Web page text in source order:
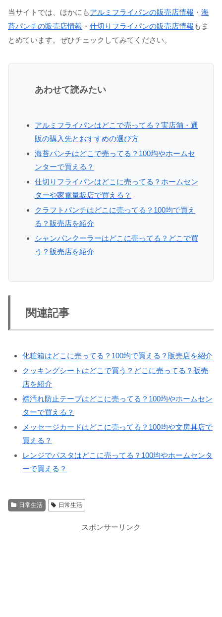
当サイトでは、ほかにもアルミフライパンの販売店情報 ・ 海
苔パンチの販売店情報 ・ 仕切りフライパンの販売店情報 もま
とめています。ぜひチェックしてみてください。
あわせて読みたい
アルミフライパンはどこで売ってる？実店舗・通
販の購入先とおすすめの選び方
海苔パンチはどこで売ってる？100均やホームセ
ンターで買える？
仕切りフライパンはどこに売ってる？ホームセン
ターや家電量販店で買える？
クラフトパンチはどこに売ってる？100均で買え
る？販売店を紹介
シャンパンクーラーはどこに売ってる？どこで買
う？販売店を紹介
関連記事
化粧箱はどこに売ってる？100均で買える？販売店を紹介
クッキングシートはどこで買う？どこに売ってる？販売
店を紹介
襟汚れ防止テープはどこに売ってる？100均やホームセン
ターで買える？
メッセージカードはどこに売ってる？100均や文房具店で
買える？
レンジでパスタはどこに売ってる？100均やホームセンタ
ーで買える？
日常生活 日常生活
スポンサーリンク